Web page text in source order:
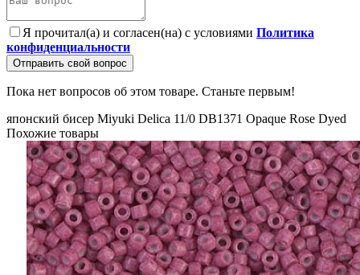
Я прочитал(а) и согласен(на) с условиями Политика
конфиденциальности
Отправить свой вопрос
Пока нет вопросов об этом товаре. Станьте первым!
японский бисер Miyuki Delica 11/0 DB1371 Opaque Rose Dyed
Похожие товары